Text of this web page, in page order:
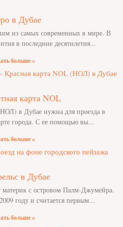
в Дубае
из самых современных в мире. В
в последние десятилетия
больше »
карта NOL
в Дубае нужна для проезда в
города. С ее помощью вы
больше »
в Дубае
материк с островом Палм-Джумейра.
году и считается первым
больше »